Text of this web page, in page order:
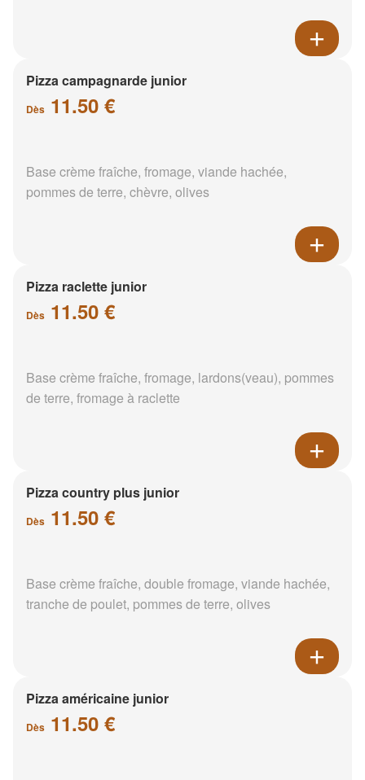
Pizza campagnarde junior
Dès 11.50 €
Base crème fraîche, fromage, viande hachée,
pommes de terre, chèvre, olives
Pizza raclette junior
Dès 11.50 €
Base crème fraîche, fromage, lardons(veau), pommes
de terre, fromage à raclette
Pizza country plus junior
Dès 11.50 €
Base crème fraîche, double fromage, viande hachée,
tranche de poulet, pommes de terre, olives
Pizza américaine junior
Dès 11.50 €